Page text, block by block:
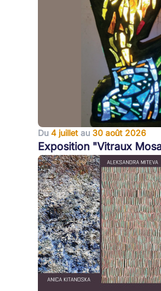
Du 4 juillet au 30 août 2026
Exposition "Vitraux